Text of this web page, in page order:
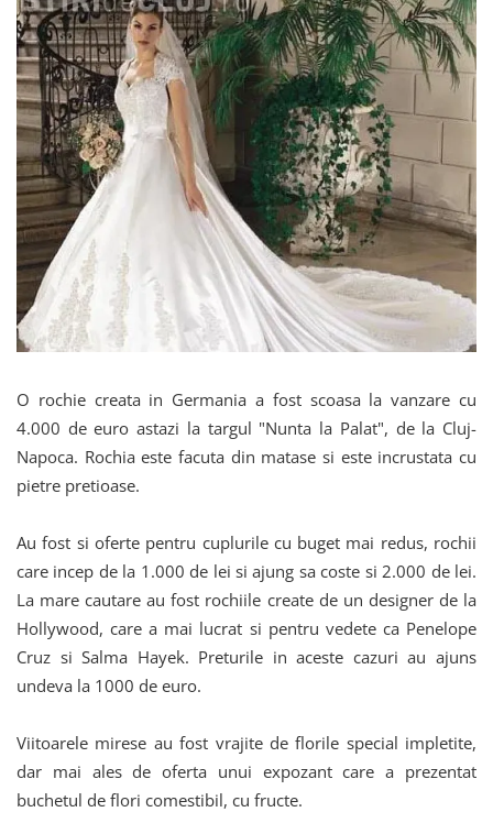
O rochie creata in Germania a fost scoasa la vanzare cu
4.000 de euro astazi la targul "Nunta la Palat", de la Cluj-
Napoca. Rochia este facuta din matase si este incrustata cu
pietre pretioase.
Au fost si oferte pentru cuplurile cu buget mai redus, rochii
care incep de la 1.000 de lei si ajung sa coste si 2.000 de lei.
La mare cautare au fost rochiile create de un designer de la
Hollywood, care a mai lucrat si pentru vedete ca Penelope
Cruz si Salma Hayek. Preturile in aceste cazuri au ajuns
undeva la 1000 de euro.
Viitoarele mirese au fost vrajite de florile special impletite,
dar mai ales de oferta unui expozant care a prezentat
buchetul de flori comestibil, cu fructe.